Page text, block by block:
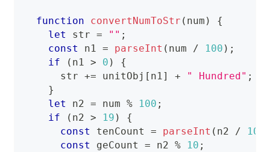
function convertNumToStr ( num )
{
let
str = "" ;
const
n1 = parseInt ( num / 100 ) ;
if
( n1 > 0 )
{
      str
+= unitObj [ n1] + " Hundred" ;
}
let
n2 = num % 100 ;
if
( n2 > 19 )
{
const
tenCount = parseInt ( n2 / 10
const
geCount = n2 % 10 ;